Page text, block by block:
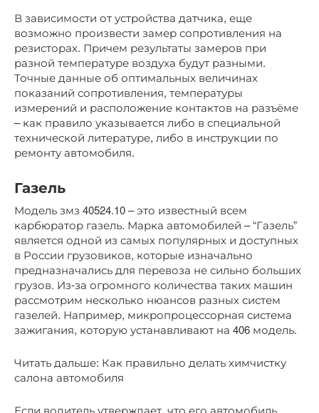
В зависимости от устройства датчика, еще
возможно произвести замер сопротивления на
резисторах. Причем результаты замеров при
разной температуре воздуха будут разными.
Точные данные об оптимальных величинах
показаний сопротивления, температуры
измерений и расположение контактов на разъёме
– как правило указывается либо в специальной
технической литературе, либо в инструкции по
ремонту автомобиля.
Газель
Модель змз 40524.10 – это известный всем
карбюратор газель. Марка автомобилей – “Газель”
является одной из самых популярных и доступных
в России грузовиков, которые изначально
предназначались для перевоза не сильно больших
грузов. Из-за огромного количества таких машин
рассмотрим несколько нюансов разных систем
газелей. Например, микропроцессорная система
зажигания, которую устанавливают на 406 модель.
Читать дальше: Как правильно делать химчистку
салона автомобиля
Если водитель утверждает, что его автомобиль